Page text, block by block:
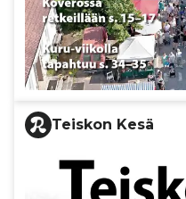
Teiskon Kesä